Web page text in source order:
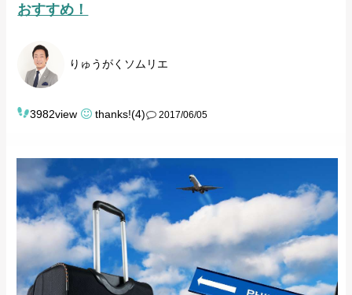
おすすめ！
りゅうがくソムリエ
3982view thanks!(4) 2017/06/05